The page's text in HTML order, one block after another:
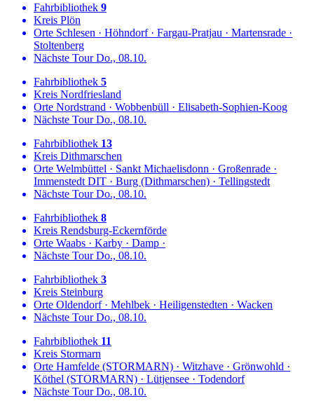
Fahrbibliothek 9
Kreis Plön
Orte Schlesen · Höhndorf· Fargau-Pratjau · Martensrade ·
Stoltenberg
Nächste TourDo., 08.10.
Fahrbibliothek 5
Kreis Nordfriesland
Orte Nordstrand · Wobbenbüll · Elisabeth-Sophien-Koog
Nächste TourDo., 08.10.
Fahrbibliothek 13
Kreis Dithmarschen
Orte Welmbüttel · Sankt Michaelisdonn · Großenrade ·
Immenstedt DIT · Burg (Dithmarschen) · Tellingstedt
Nächste TourDo., 08.10.
Fahrbibliothek 8
Kreis Rendsburg-Eckernförde
Orte Waabs · Karby · Damp ·
Nächste TourDo., 08.10.
Fahrbibliothek 3
Kreis Steinburg
Orte Oldendorf· Mehlbek · Heiligenstedten · Wacken
Nächste TourDo., 08.10.
Fahrbibliothek 11
Kreis Stormarn
Orte Hamfelde (STORMARN) · Witzhave · Grönwohld ·
Köthel (STORMARN) · Lütjensee · Todendorf
Nächste TourDo., 08.10.